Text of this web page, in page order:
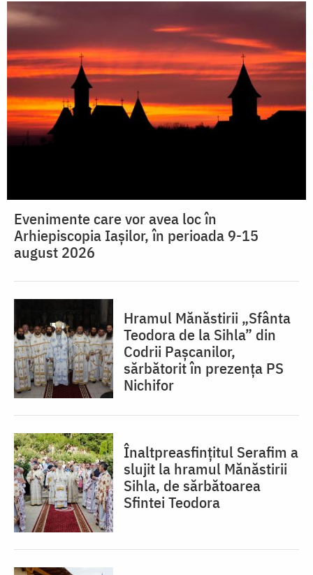
Evenimente care vor avea loc în
Arhiepiscopia Iaşilor, în perioada 9-15
august 2026
Hramul Mănăstirii „Sfânta
Teodora de la Sihla” din
Codrii Pașcanilor,
sărbătorit în prezența PS
Nichifor
Înaltpreasfințitul Serafim a
slujit la hramul Mănăstirii
Sihla, de sărbătoarea
Sfintei Teodora